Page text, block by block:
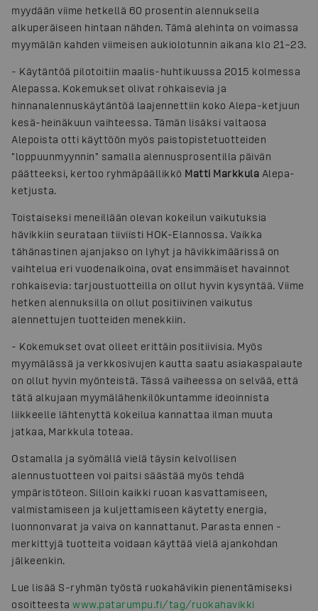
myydään viime hetkellä 60 prosentin alennuksella
alkuperäiseen hintaan nähden. Tämä alehinta on voimassa
myymälän kahden viimeisen aukiolotunnin aikana klo 21–23.
- Käytäntöä pilotoitiin maalis-huhtikuussa 2015 kolmessa
Alepassa. Kokemukset olivat rohkaisevia ja
hinnanalennuskäytäntöä laajennettiin koko Alepa-ketjuun
kesä-heinäkuun vaihteessa. Tämän lisäksi valtaosa
Alepoista otti käyttöön myös paistopistetuotteiden
"loppuunmyynnin" samalla alennusprosentilla päivän
päätteeksi, kertoo ryhmäpäällikkö Matti Markkula Alepa-
ketjusta.
Toistaiseksi meneillään olevan kokeilun vaikutuksia
hävikkiin seurataan tiiviisti HOK-Elannossa. Vaikka
tähänastinen ajanjakso on lyhyt ja hävikkimäärissä on
vaihtelua eri vuodenaikoina, ovat ensimmäiset havainnot
rohkaisevia: tarjoustuotteilla on ollut hyvin kysyntää. Viime
hetken alennuksilla on ollut positiivinen vaikutus
alennettujen tuotteiden menekkiin.
- Kokemukset ovat olleet erittäin positiivisia. Myös
myymälässä ja verkkosivujen kautta saatu asiakaspalaute
on ollut hyvin myönteistä. Tässä vaiheessa on selvää, että
tätä alkujaan myymälähenkilökuntamme ideoinnista
liikkeelle lähtenyttä kokeilua kannattaa ilman muuta
jatkaa, Markkula toteaa.
Ostamalla ja syömällä vielä täysin kelvollisen
alennustuotteen voi paitsi säästää myös tehdä
ympäristöteon. Silloin kaikki ruoan kasvattamiseen,
valmistamiseen ja kuljettamiseen käytetty energia,
luonnonvarat ja vaiva on kannattanut. Parasta ennen -
merkittyjä tuotteita voidaan käyttää vielä ajankohdan
jälkeenkin.
Lue lisää S-ryhmän työstä ruokahävikin pienentämiseksi
osoitteesta www.patarumpu.fi/tag/ruokahavikki